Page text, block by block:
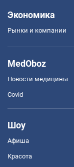
Экономика
Рынки и компании
MedOboz
Новости медицины
Covid
Шоу
Афиша
Красота